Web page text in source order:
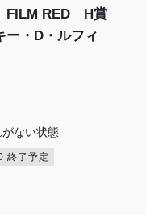
FILM RED H賞
・D・ルフィ
ない状態
終了予定